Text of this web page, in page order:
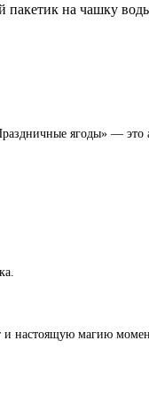
на чашку
ягоды» —
и настоящую магию